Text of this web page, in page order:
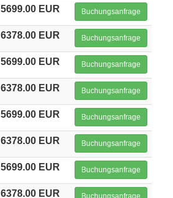
5699.00 EUR Buchungsanfrage
6378.00 EUR Buchungsanfrage
5699.00 EUR Buchungsanfrage
6378.00 EUR Buchungsanfrage
5699.00 EUR Buchungsanfrage
6378.00 EUR Buchungsanfrage
5699.00 EUR Buchungsanfrage
6378.00 EUR Buchungsanfrage